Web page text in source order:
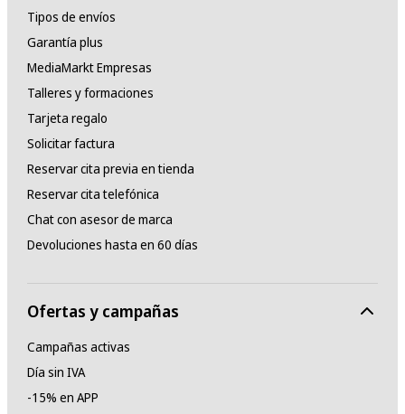
Tipos de envíos
Garantía plus
MediaMarkt Empresas
Talleres y formaciones
Tarjeta regalo
Solicitar factura
Reservar cita previa en tienda
Reservar cita telefónica
Chat con asesor de marca
Devoluciones hasta en 60 días
Ofertas y campañas
Campañas activas
Día sin IVA
-15% en APP